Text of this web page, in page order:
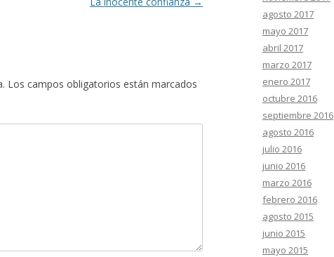
Los campos obligatorios están marcados
agosto 2017
mayo 2017
abril 2017
marzo 2017
enero 2017
octubre 2016
septiembre 2016
agosto 2016
julio 2016
junio 2016
marzo 2016
febrero 2016
agosto 2015
junio 2015
mayo 2015